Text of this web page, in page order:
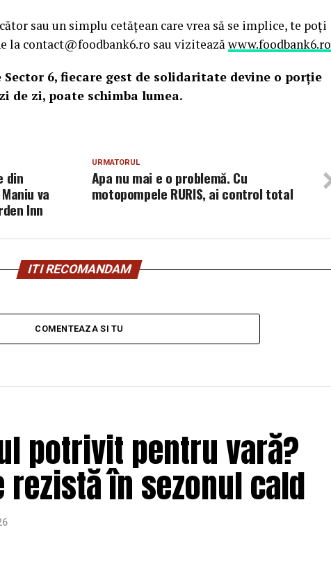
sau un simplu cetățean care vrea să se implice, te poți
la contact@foodbank6.ro sau viziteazăwww.foodbank6.ro
6, fiecare gest de solidaritate devine o porție
de zi, poate schimba lumea.
URMATORUL
Apa nu mai e o problemă. Cu
motopompele RURIS, ai control total
din
va
Inn
ITI RECOMANDAM
COMENTEAZA SI TU
potrivit pentru vară?
în sezonul cald